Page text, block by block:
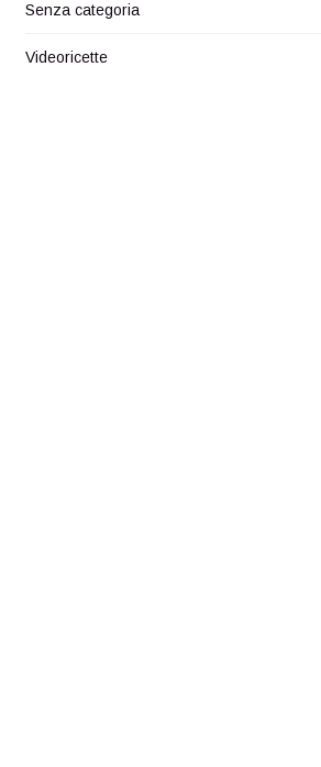
Senza categoria
Videoricette